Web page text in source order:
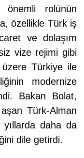
önemli rolünün
özellikle Türk iş
ve dolaşım
vize rejimi gibi
Türkiye ile
modernize
Bakan Bolat,
Türk-Alman
daha da
dile getirdi.